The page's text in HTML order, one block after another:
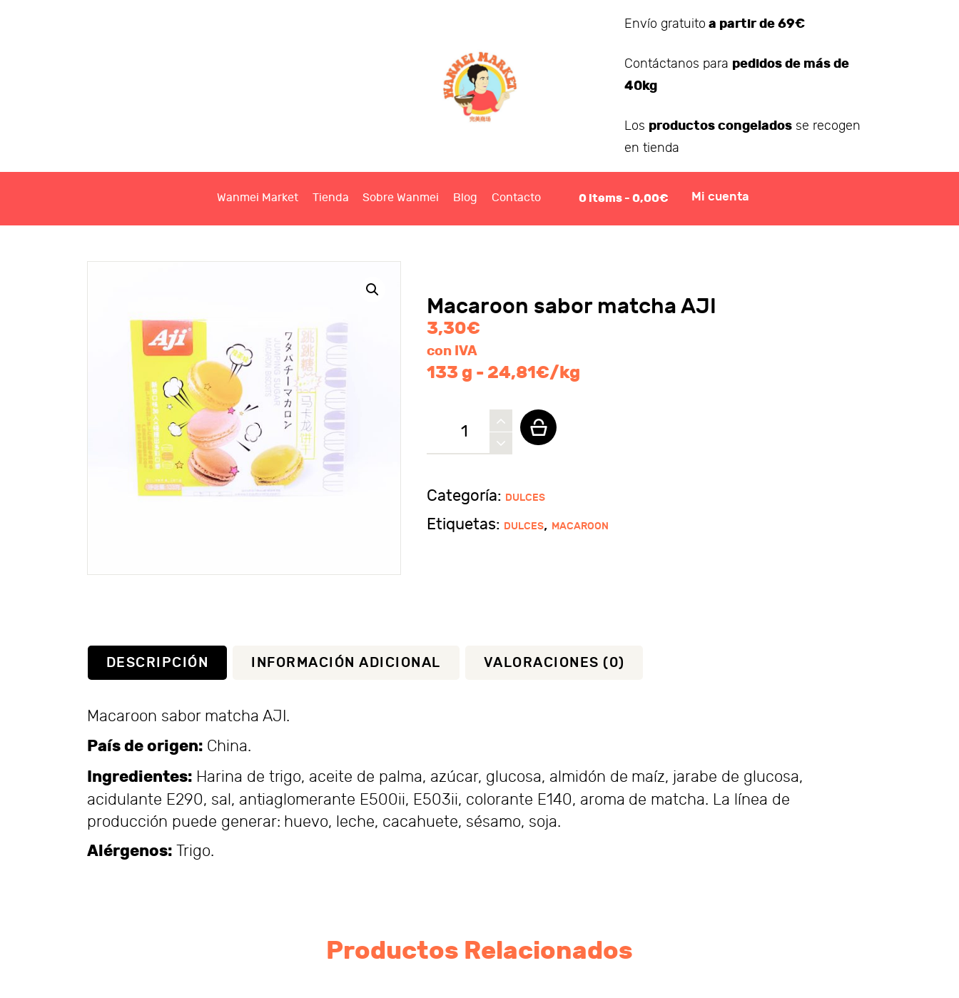
Envío gratuito a partir de 69€
Contáctanos para pedidos de más de
40kg
Los productos congeladosse recogen
en tienda
Wanmei Market Tienda Sobre Wanmei Blog Contacto 0 items - 0,00€ Mi cuenta
SOBRE WANMEI
BLOG
CONTACTO
Macaroon sabor matcha AJI
3,30€
con IVA
133 g - 24,81€/kg
Macaroon
AJI
cantidad
Categoría: DULCES
Etiquetas: DULCES, MACAROON
DESCRIPCIÓN INFORMACIÓN ADICIONAL VALORACIONES (0)
Macaroon sabor matcha AJI.
País de origen:China.
Ingredientes:Harina de trigo, aceite de palma, azúcar, glucosa, almidón de maíz, jarabe de glucosa,
acidulante E290, sal, antiaglomerante E500ii, E503ii, colorante E140, aroma de matcha. La línea de
producción puede generar: huevo, leche, cacahuete, sésamo, soja.
Alérgenos:Trigo.
Productos Relacionados